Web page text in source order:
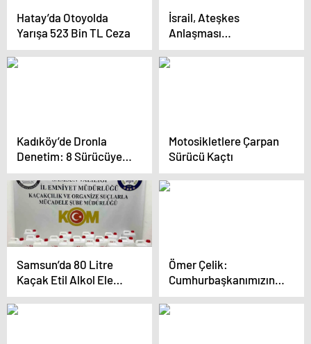
Hatay’da Otoyolda
Yarışa 523 Bin TL Ceza
İsrail, Ateşkes
Anlaşması
Kapsamında Serbest
Bırakacağı 735 Kişinin
Kadıköy’de Dronla
Denetim: 8 Sürücüye
Ceza
Motosikletlere Çarpan
Sürücü Kaçtı
Samsun’da 80 Litre
Kaçak Etil Alkol Ele
Geçirildi
Ömer Çelik:
Cumhurbaşkanımızın
adaylığında önemli
olan milletimizin